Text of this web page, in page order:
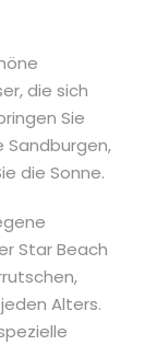
die sich
Sie
Sandburgen,
die Sonne.
Star Beach
Alters.